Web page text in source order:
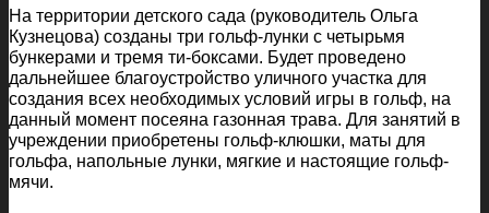
На территории детского сада (руководитель Ольга
Кузнецова) созданы три гольф-лунки с четырьмя
бункерами и тремя ти-боксами. Будет проведено
дальнейшее благоустройство уличного участка для
создания всех необходимых условий игры в гольф, на
данный момент посеяна газонная трава. Для занятий в
учреждении приобретены гольф-клюшки, маты для
гольфа, напольные лунки, мягкие и настоящие гольф-
мячи.